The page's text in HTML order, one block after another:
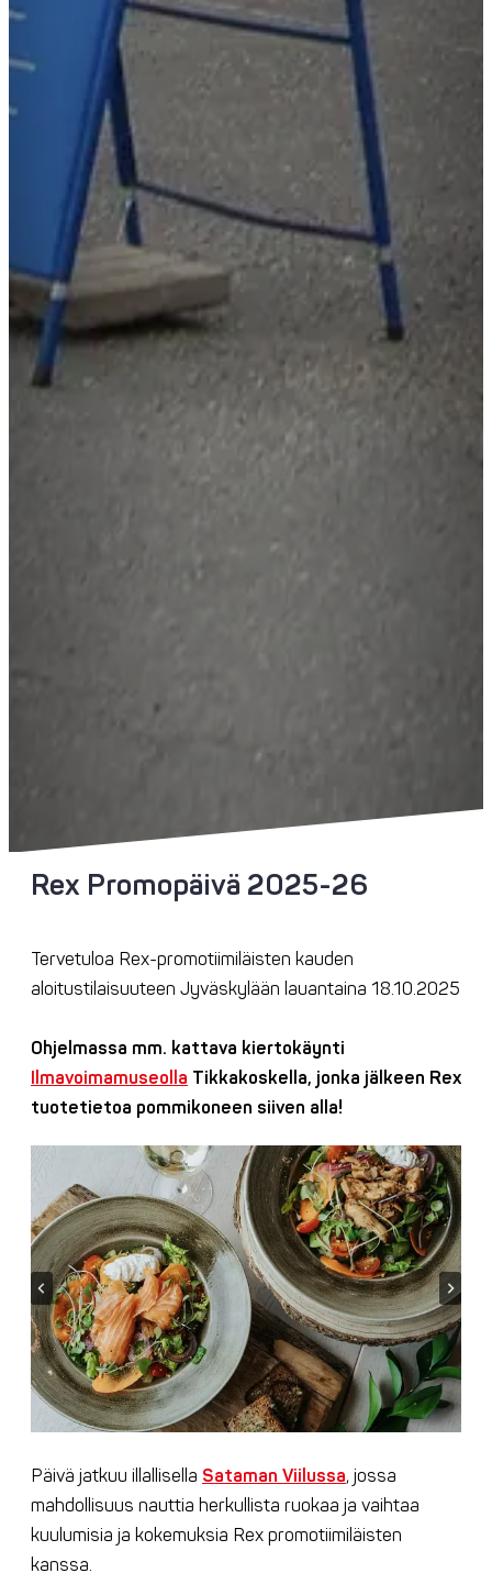
Rex Promopäivä 2025-26
Tervetuloa Rex-promotiimiläisten kauden
aloitustilaisuuteen Jyväskylään lauantaina 18.10.2025
Ohjelmassa mm. kattava kiertokäynti
Ilmavoimamuseolla Tikkakoskella, jonka jälkeen Rex
tuotetietoa pommikoneen siiven alla!
Päivä jatkuu illallisella Sataman Viilussa, jossa
mahdollisuus nauttia herkullista ruokaa ja vaihtaa
kuulumisia ja kokemuksia Rex promotiimiläisten
kanssa.